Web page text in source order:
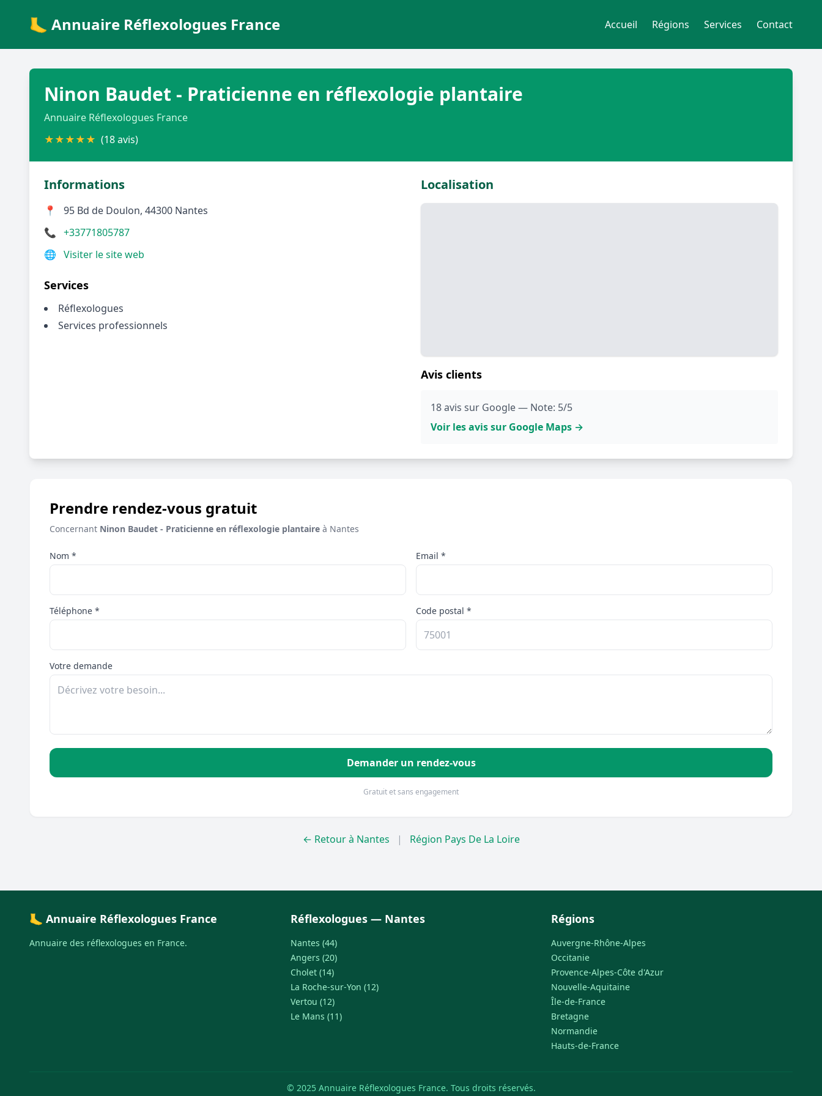
🦶 Annuaire Réflexologues France Accueil Régions Services Contact
Ninon Baudet - Praticienne en réflexologie plantaire
Annuaire Réflexologues France
★★★★★ (18 avis)
Informations
📍
95 Bd de Doulon, 44300 Nantes
📞 +33771805787
🌐 Visiter le site web
Services
Réflexologues
Services professionnels
Localisation
Avis clients
18 avis sur Google — Note: 5/5
Voir les avis sur Google Maps →
Prendre rendez-vous gratuit
Concernant Ninon Baudet - Praticienne en réflexologie plantaire à Nantes
Nom * Email *
Téléphone * Code postal *
Votre demande
Demander un rendez-vous
Gratuit et sans engagement
← Retour à Nantes | Région Pays De La Loire
🦶 Annuaire Réflexologues France
Annuaire des réflexologues en France.
Réflexologues — Nantes
Nantes (44)
Angers (20)
Cholet (14)
La Roche-sur-Yon (12)
Vertou (12)
Le Mans (11)
Régions
Auvergne-Rhône-Alpes
Occitanie
Provence-Alpes-Côte d'Azur
Nouvelle-Aquitaine
Île-de-France
Bretagne
Normandie
Hauts-de-France
© 2025 Annuaire Réflexologues France. Tous droits réservés.